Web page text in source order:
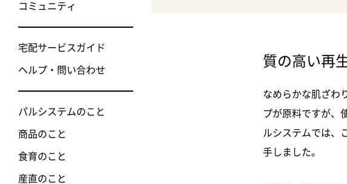
コミュニティ
宅配サービスガイド
ヘルプ・問い合わせ
パルシステムのこと
商品のこと
食育のこと
産直のこと
質の高い再
なめらかな肌ざわ
プが原料ですが、
ルシステムでは、
手しました。